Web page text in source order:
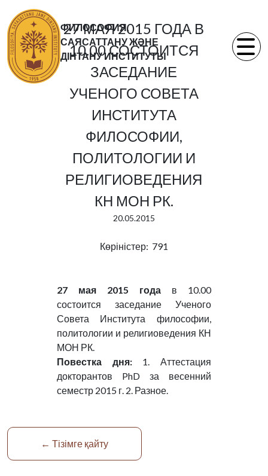
ФИЛОСОФИЯ,
САЯСАТТАНУ ЖӘНЕ
ДІНТАНУ ИНСТИТУТЫ
27 МАЯ 2015 ГОДА В
10.00 СОСТОИТСЯ
ЗАСЕДАНИЕ
УЧЕНОГО СОВЕТА
ИНСТИТУТА
ФИЛОСОФИИ,
ПОЛИТОЛОГИИ И
РЕЛИГИОВЕДЕНИЯ
КН МОН РК.
20.05.2015
Көріністер: 791
27 мая 2015 года в 10.00
состоится заседание Ученого
Совета Института философии,
политологии и религиоведения КН
МОН РК.
Повестка дня:1. Аттестация
докторантов PhD за весенний
семестр 2015 г. 2. Разное.
← Тізімге қайту